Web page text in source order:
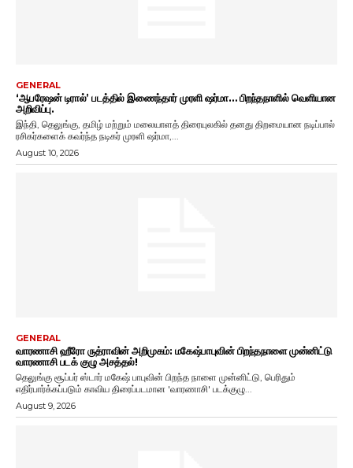
GENERAL
‘ஆபரேஷன் டிரால்’ படத்தில் இணைந்தார் முரளி ஷர்மா… பிறந்தநாளில் வெளியான
அறிவிப்பு.
இந்தி, தெலுங்கு, தமிழ் மற்றும் மலையாளத் திரையுலகில் தனது திறமையான நடிப்பால்
ரசிகர்களைக் கவர்ந்த நடிகர் முரளி ஷர்மா,...
August 10, 2026
GENERAL
வாரணாசி ஹீரோ ருத்ராவின் அறிமுகம்: மகேஷ்பாபுவின் பிறந்தநாளை முன்னிட்டு
வாரணாசி படக் குழு அசத்தல்!
தெலுங்கு சூப்பர் ஸ்டார் மகேஷ் பாபுவின் பிறந்த நாளை முன்னிட்டு, பெரிதும்
எதிர்பார்க்கப்படும் காவிய திரைப்படமான 'வாரணாசி' படக்குழு...
August 9, 2026